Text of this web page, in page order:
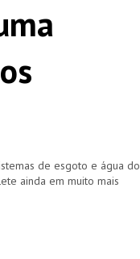
de esgoto e água do
ainda em muito mais